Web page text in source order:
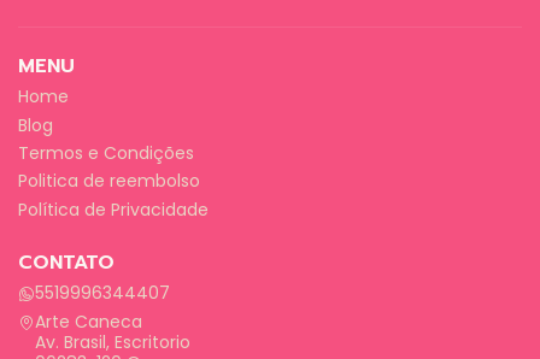
MENU
Home
Blog
Termos e Condições
Politica de reembolso
Política de Privacidade
CONTATO
5519996344407
Arte Caneca
Av. Brasil, Escritorio